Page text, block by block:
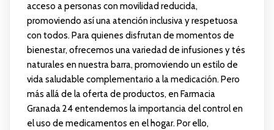
acceso a personas con movilidad reducida,
promoviendo así una atención inclusiva y respetuosa
con todos. Para quienes disfrutan de momentos de
bienestar, ofrecemos una variedad de infusiones y tés
naturales en nuestra barra, promoviendo un estilo de
vida saludable complementario a la medicación. Pero
más allá de la oferta de productos, en Farmacia
Granada 24 entendemos la importancia del control en
el uso de medicamentos en el hogar. Por ello,